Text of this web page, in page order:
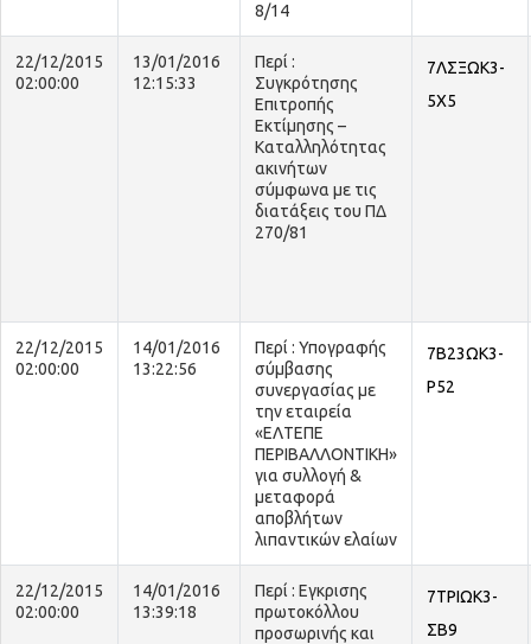
8/14
22/12/2015
02:00:00
13/01/2016
12:15:33
Περί :
Συγκρότησης
Επιτροπής
Εκτίμησης –
Καταλληλότητας
ακινήτων
σύμφωνα με τις
διατάξεις του ΠΔ
270/81
7ΛΣΞΩΚ3-
5Χ5
22/12/2015
02:00:00
14/01/2016
13:22:56
Περί : Υπογραφής
σύμβασης
συνεργασίας με
την εταιρεία
«ΕΛΤΕΠΕ
ΠΕΡΙΒΑΛΛΟΝΤΙΚΗ»
για συλλογή &
μεταφορά
αποβλήτων
λιπαντικών ελαίων
7Β23ΩΚ3-
Ρ52
22/12/2015
02:00:00
14/01/2016
13:39:18
Περί : Εγκρισης
πρωτοκόλλου
προσωρινής και
7ΤΡΙΩΚ3-
ΣΒ9